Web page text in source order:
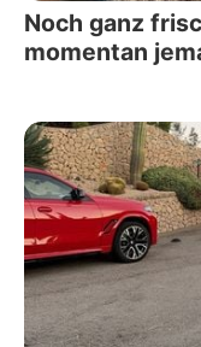
Noch ganz
momentan